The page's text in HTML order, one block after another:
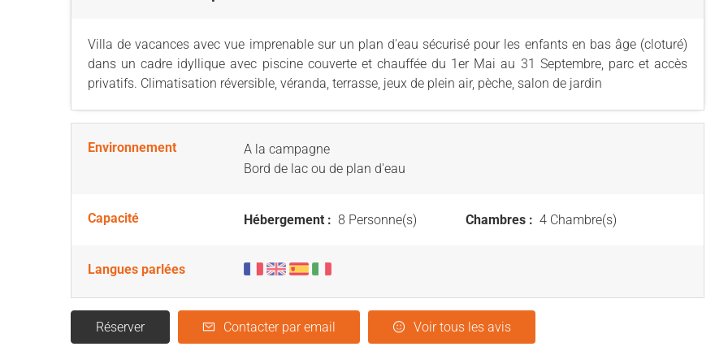
Villa de vacances avec vue imprenable sur un plan d'eau sécurisé pour les enfants en bas âge (cloturé)
dans un cadre idyllique avec piscine couverte et chauffée du 1er Mai au 31 Septembre, parc et accès
privatifs. Climatisation réversible, véranda, terrasse, jeux de plein air, pèche, salon de jardin
Environnement
A la campagne
Bord de lac ou de plan d'eau
Capacité Hébergement : 8 Personne(s) Chambres : 4 Chambre(s)
Langues parlées
Réserver Contacter par email Voir tous les avis